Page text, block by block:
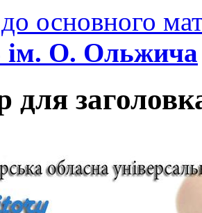
основного
О. Ольжича
для